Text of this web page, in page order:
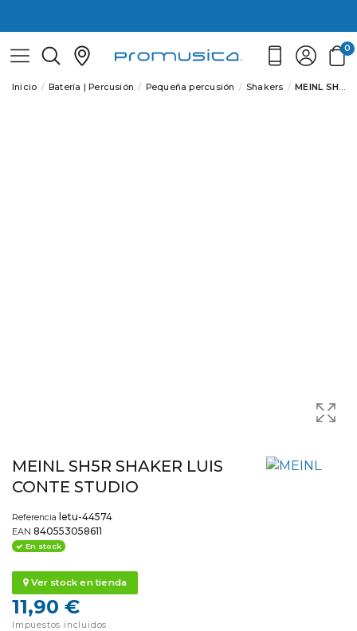
0
Inicio Batería | Percusión Pequeña percusión Shakers MEINL SH5R SHAKER LUIS CONTE STUDIO
MEINL SH5R SHAKER LUIS
CONTE STUDIO
Referencia letu-44574
EAN 840553058611
En stock
Ver stock en tienda
11,90 €
Impuestos incluidos